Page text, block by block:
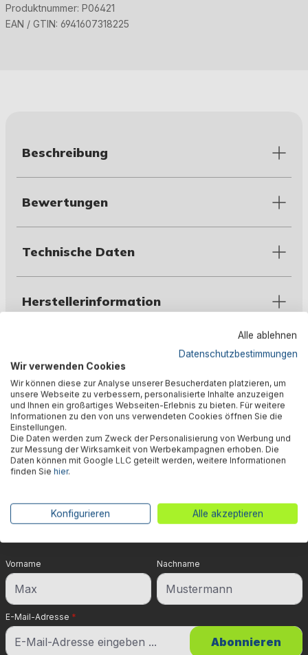
Produktnummer: P06421
EAN / GTIN: 6941607318225
Beschreibung
Bewertungen
Technische Daten
Herstellerinformation
🎉 Jetzt den Newsletter
abonnieren & 5% Rabatt
sichern!
Gutschein auf nicht reduzierte Ware für Deinen
nächsten Einkauf.
E-Mail-Adresse *
Vorname Nachname
Abonnieren
Alle ablehnen
Datenschutzbestimmungen
Wir verwenden Cookies
Wir können diese zur Analyse unserer Besucherdaten platzieren, um
unsere Webseite zu verbessern, personalisierte Inhalte anzuzeigen
und Ihnen ein großartiges Webseiten-Erlebnis zu bieten. Für weitere
Informationen zu den von uns verwendeten Cookies öffnen Sie die
Einstellungen.
Die Daten werden zum Zweck der Personalisierung von Werbung und
zur Messung der Wirksamkeit von Werbekampagnen erhoben. Die
Daten können mit Google LLC geteilt werden, weitere Informationen
finden Sie hier.
Konfigurieren Alle akzeptieren